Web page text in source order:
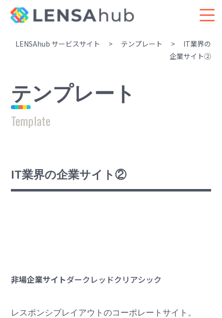
LENSAhub サービスサイト > テンプレート >
IT業界の
企業サイト②
テンプレート
Template
IT業界の企業サイト②
非場企業サイトダークレッドクリアシック
レスポンシブレイアウトのコーポレートサイト。